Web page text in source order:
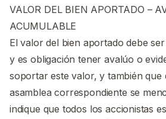
VALOR DEL BIEN APORTADO –
ACUMULABLE
El valor del bien aportado debe
y es obligación tener avalúo o
soportar este valor, y también que
asamblea correspondiente se
indique que todos los accionistas